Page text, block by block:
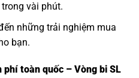
vài phút.
những trải nghiệm mua
bạn.
toàn quốc – Vòng bi SL